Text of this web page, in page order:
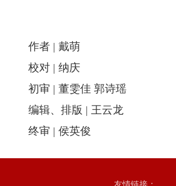
作者 | 戴萌
校对 | 纳庆
初审 | 董雯佳 郭诗瑶
编辑、排版 | 王云龙
终审 | 侯英俊